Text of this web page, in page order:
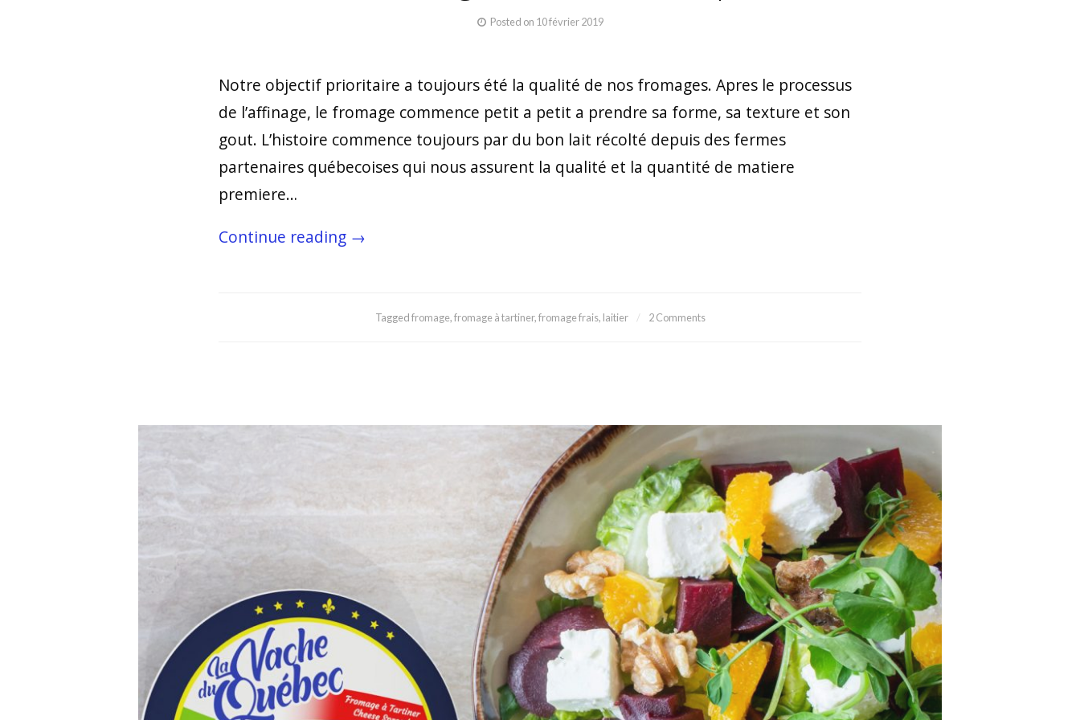
Posted on 10 février 2019
Notre objectif prioritaire a toujours été la qualité de nos fromages. Apres le processus
de l’affinage, le fromage commence petit a petit a prendre sa forme, sa texture et son
gout. L’histoire commence toujours par du bon lait récolté depuis des fermes
partenaires québecoises qui nous assurent la qualité et la quantité de matiere
premiere…
Continue reading →
Taggedfromage,fromage à tartiner,fromage frais, laitier 2 Comments